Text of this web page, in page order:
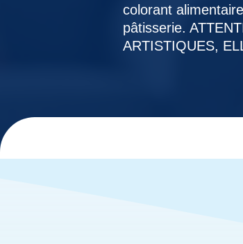
colorant
pâtisserie.
ARTISTIQUES,